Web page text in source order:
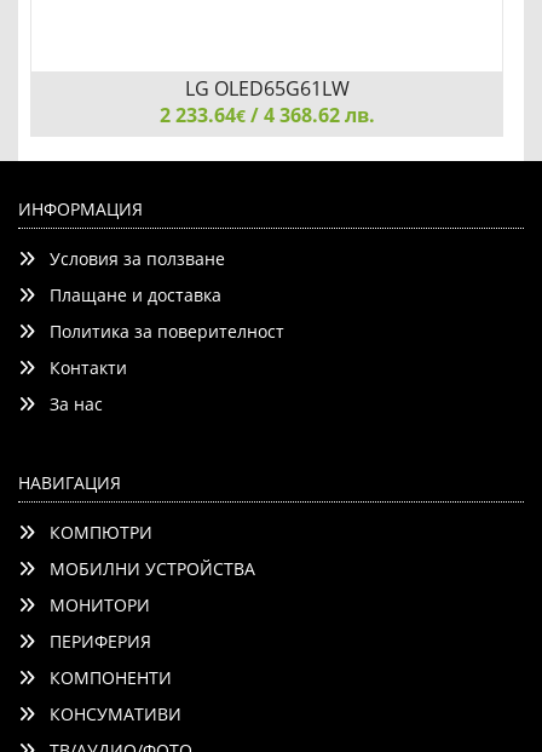
DVB-C/T2/S2, Full Cinema Screnn, Alpha 11 AI 4K, 120Hz
Native (VRR 165Hz), ThinQ AI, HDR10, VRR, NVIDIA G-SYNC,
AMD FreeSync, Dolby Vision, Dolby Atmos, Wi-Fi
LG OLED65G61LW
2 233.64€/ 4 368.62 лв.
ИНФОРМАЦИЯ
Условия за ползване
Плащане и доставка
Политика за поверителност
Контакти
За нас
НАВИГАЦИЯ
КОМПЮТРИ
МОБИЛНИ УСТРОЙСТВА
МОНИТОРИ
ПЕРИФЕРИЯ
КОМПОНЕНТИ
КОНСУМАТИВИ